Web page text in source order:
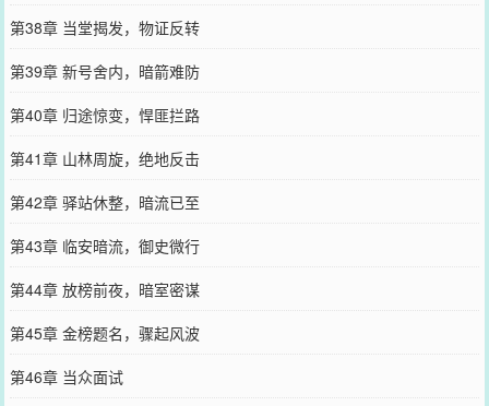
第38章 当堂揭发，物证反转
第39章 新号舍内，暗箭难防
第40章 归途惊变，悍匪拦路
第41章 山林周旋，绝地反击
第42章 驿站休整，暗流已至
第43章 临安暗流，御史微行
第44章 放榜前夜，暗室密谋
第45章 金榜题名，骤起风波
第46章 当众面试